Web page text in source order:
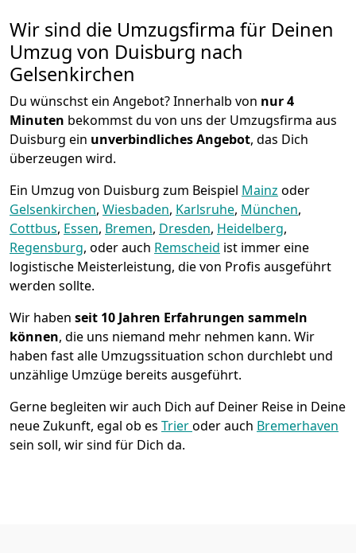
Wir sind die Umzugsfirma für Deinen
Umzug von Duisburg nach
Gelsenkirchen
Du wünschst ein Angebot? Innerhalb von nur 4
Minuten bekommst du von uns der Umzugsfirma aus
Duisburg ein unverbindliches Angebot, das Dich
überzeugen wird.
Ein Umzug von Duisburg zum Beispiel Mainz oder
Gelsenkirchen, Wiesbaden, Karlsruhe, München,
Cottbus, Essen, Bremen, Dresden, Heidelberg,
Regensburg, oder auch Remscheid ist immer eine
logistische Meisterleistung, die von Profis ausgeführt
werden sollte.
Wir haben seit 10 Jahren Erfahrungen sammeln
können, die uns niemand mehr nehmen kann. Wir
haben fast alle Umzugssituation schon durchlebt und
unzählige Umzüge bereits ausgeführt.
Gerne begleiten wir auch Dich auf Deiner Reise in Deine
neue Zukunft, egal ob es Trieroder auch Bremer­haven
sein soll, wir sind für Dich da.